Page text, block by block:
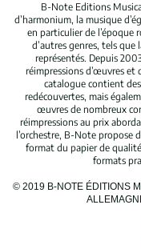
B-Note Editions
d’harmonium, la musique
en particulier de
d’autres genres, tels
représentés. Depuis
réimpressions d’œuvres et
catalogue contient
redécouvertes, mais
œuvres de nombreux
réimpressions au prix
l’orchestre, B-Note propose
format du papier de
formats
© 2019 B-NOTE ÉDITIONS